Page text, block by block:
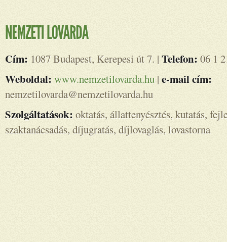
Cím: 1087 Budapest, Kerepesi út 7. |Telefon: 06 1
Weboldal: www.nemzetilovarda.hu |e-mail cím:
nemzetilovarda@nemzetilovarda.hu
Szolgáltatások: oktatás, állattenyésztés, kutatás,
szaktanácsadás, díjugratás, díjlovaglás, lovastorna